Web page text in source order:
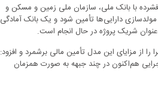
با بانک ملی، سازمان ملی زمین و مسکن و
دارایی‌ها تأمین شود و یک بانک آمادگی
شریک پروژه در حال انجام است.
از مزایای این مدل تأمین مالی برشمرد و افزود:
اجرایی هم‌اکنون در چند جبهه به صورت همزمان